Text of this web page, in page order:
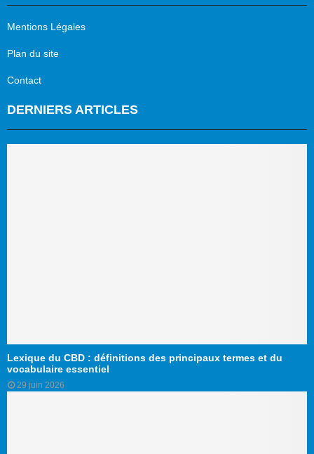
Mentions Légales
Plan du site
Contact
DERNIERS ARTICLES
Lexique du CBD : définitions des principaux termes et du
vocabulaire essentiel
29 juin 2026